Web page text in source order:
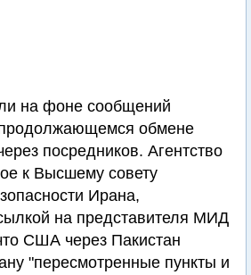
на фоне сообщений
обмене
посредников. Агентство
к Высшему совету
Ирана,
на представителя МИД
США через Пакистан
"пересмотренные пункты и